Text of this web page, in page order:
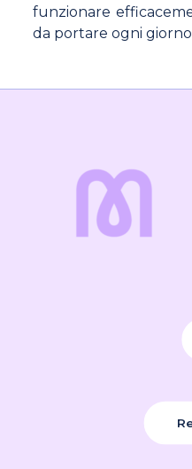
funzionare
da portare ogni